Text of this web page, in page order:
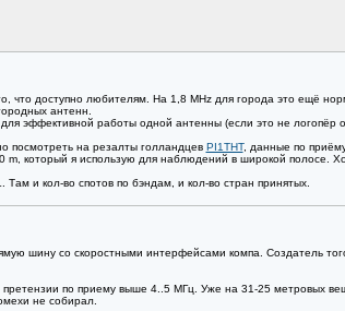
что доступно любителям. На 1,8 MHz для города это ещё
антенн.
эффективной работы одной антенны (если это не логопёр
посмотреть на резалты голландцев PI1THT, данные по
который я использую для наблюдений в широкой полосе.
Там и кол-во спотов по бэндам, и кол-во стран принятых.
шину со скоростными интерфейсами компа. Создатель
по приему выше 4..5 МГц. Уже на 31-25 метровых
не собирал.